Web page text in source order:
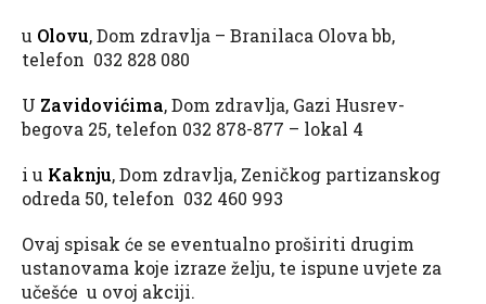
u Olovu, Dom zdravlja – Branilaca Olova bb,
telefon 032 828 080
U Zavidovićima, Dom zdravlja, Gazi Husrev-
begova 25, telefon 032 878-877 – lokal 4
i u Kaknju, Dom zdravlja, Zeničkog partizanskog
odreda 50, telefon 032 460 993
Ovaj spisak će se eventualno proširiti drugim
ustanovama koje izraze želju, te ispune uvjete za
učešće u ovoj akciji.